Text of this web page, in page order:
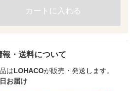
カートに入れる
報・送料について
はLOHACOが販売・発送します。
お届け